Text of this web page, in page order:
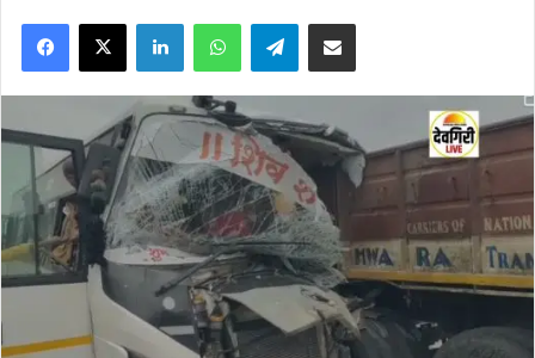
email
Facebook
X LinkedInWhatsAppTelegramShare via Email